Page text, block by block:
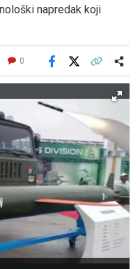
napredak koji
0
Facebook